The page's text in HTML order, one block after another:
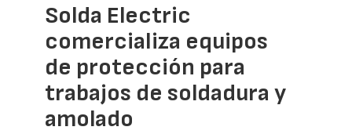
Solda Electric
comercializa equipos
de protección para
trabajos de soldadura y
amolado